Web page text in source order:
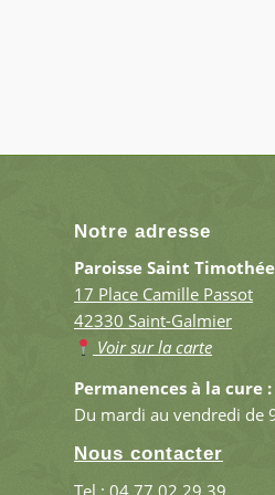
Notre adresse
Paroisse Saint
17 Place Camille Passot
42330 Saint-Galmier
Voir sur la carte
Permanences à la cure :
Du mardi au vendredi de
Nous contacter
Tel : 04 77 02 29 39